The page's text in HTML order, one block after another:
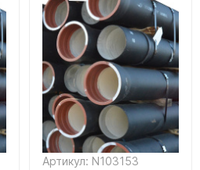
Артикул: N103153